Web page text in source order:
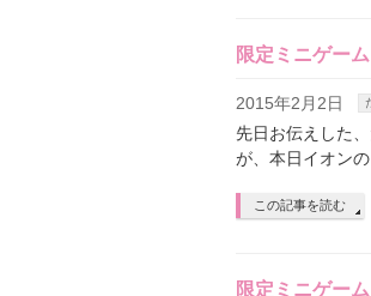
限定ミニゲー
2015年2月2日
先日お伝えした
が、本日イオンの
この記事を読む
限定ミニゲー